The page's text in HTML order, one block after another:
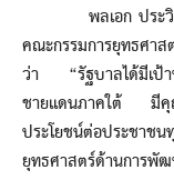
พลเอก ประวิตร
คณะกรรมการยุทธศา
ว่า “รัฐบาลได้มีเป้า
ชายแดนภาคใต้ มี
ประโยชน์ต่อประชาช
ยุทธศาสตร์ด้านกา